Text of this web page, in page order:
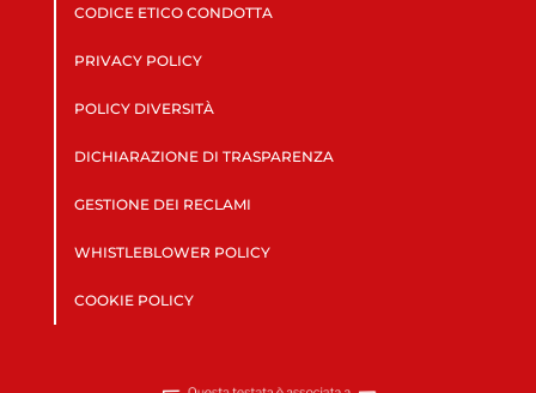
CODICE ETICO CONDOTTA
PRIVACY POLICY
POLICY DIVERSITÀ
DICHIARAZIONE DI TRASPARENZA
GESTIONE DEI RECLAMI
WHISTLEBLOWER POLICY
COOKIE POLICY